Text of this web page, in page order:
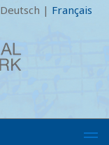
Deutsch | Français